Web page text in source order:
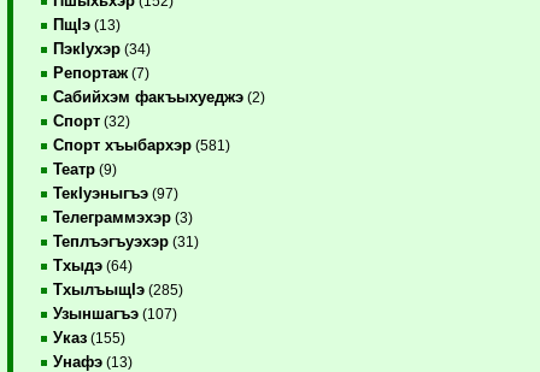
ПщIэ (13)
ПэкIухэр (34)
Репортаж (7)
Сабийхэм факъыхуеджэ (2)
Спорт (32)
Спорт хъыбархэр (581)
Театр (9)
ТекIуэныгъэ (97)
Телеграммэхэр (3)
Теплъэгъуэхэр (31)
Тхыдэ (64)
ТхылъыщIэ (285)
Узыншагъэ (107)
Указ (155)
Унафэ (13)